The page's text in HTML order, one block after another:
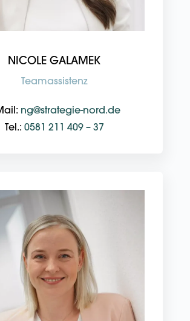
NICOLE GALAMEK
Teamassistenz
ng@strategie-nord.de
Tel.: 0581 211 409 – 37